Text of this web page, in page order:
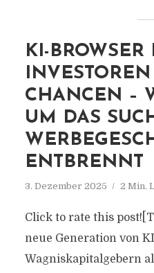
KI-BROWSER
CHANCEN –
UM DAS
ENTBRENNT
3. Dezember 2025 2 Min.
Click to rate this
neue Generation von
Wagniskapitalgebern